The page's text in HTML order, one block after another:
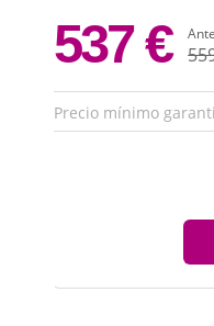
537 €
Precio mínimo